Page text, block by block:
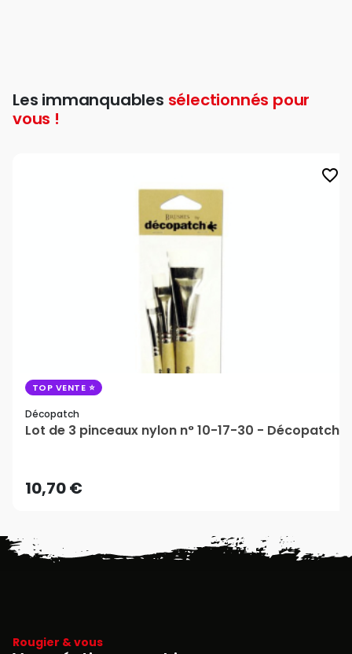
Les immanquables sélectionnés pour
vous !
favorite_border
TOP VENTE
Décopatch
Lot de 3 pinceaux nylon n° 10-17-30 - Décopatch
10,70 €
Rougier & vous